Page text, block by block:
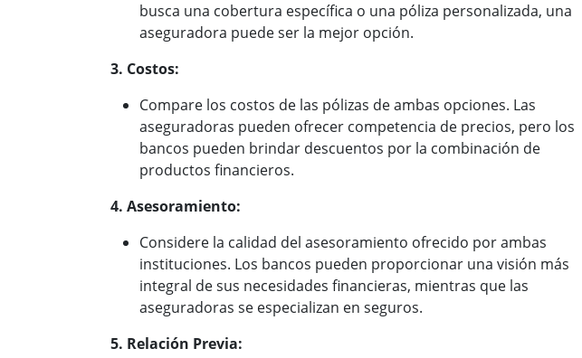
busca una cobertura específica o una póliza personalizada, una
aseguradora puede ser la mejor opción.
3. Costos:
Compare los costos de las pólizas de ambas opciones. Las
aseguradoras pueden ofrecer competencia de precios, pero los
bancos pueden brindar descuentos por la combinación de
productos financieros.
4. Asesoramiento:
Considere la calidad del asesoramiento ofrecido por ambas
instituciones. Los bancos pueden proporcionar una visión más
integral de sus necesidades financieras, mientras que las
aseguradoras se especializan en seguros.
5. Relación Previa: